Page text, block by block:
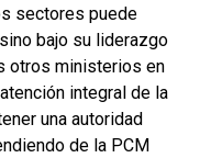
sectores puede
bajo su liderazgo
otros ministerios en
integral de la
una autoridad
de la PCM